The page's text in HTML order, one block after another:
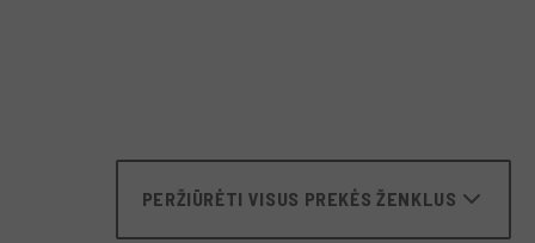
PERŽIŪRĖTI VISUS PREKĖS ŽENKLUS